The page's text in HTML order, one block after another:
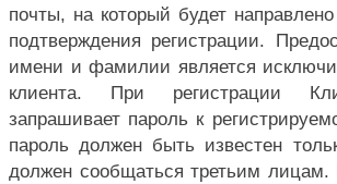
почты, на который будет
подтверждения регистрации.
имени и фамилии является
клиента. При регистрации
запрашивает пароль к
пароль должен быть известен
должен сообщаться третьим